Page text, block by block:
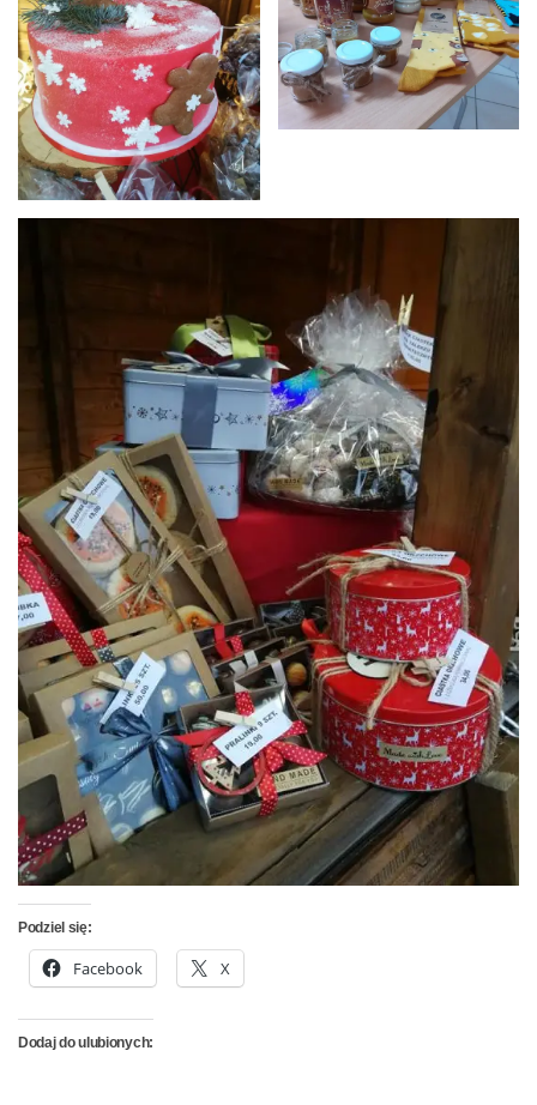
Podziel się:
Facebook X
Dodaj do ulubionych: